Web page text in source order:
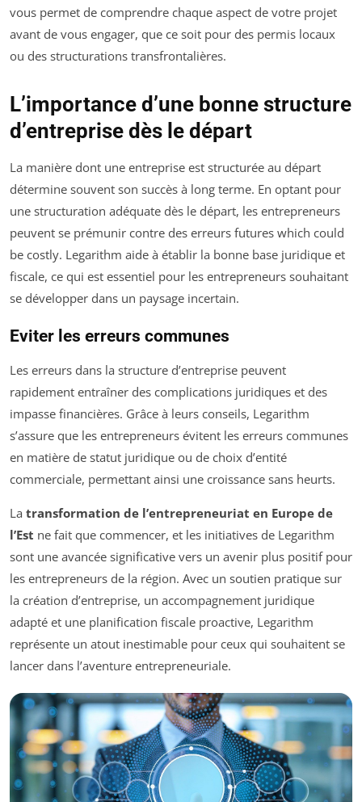
vous permet de comprendre chaque aspect de votre projet
avant de vous engager, que ce soit pour des permis locaux
ou des structurations transfrontalières.
L’importance d’une bonne structure
d’entreprise dès le départ
La manière dont une entreprise est structurée au départ
détermine souvent son succès à long terme. En optant pour
une structuration adéquate dès le départ, les entrepreneurs
peuvent se prémunir contre des erreurs futures which could
be costly. Legarithm aide à établir la bonne base juridique et
fiscale, ce qui est essentiel pour les entrepreneurs souhaitant
se développer dans un paysage incertain.
Eviter les erreurs communes
Les erreurs dans la structure d’entreprise peuvent
rapidement entraîner des complications juridiques et des
impasse financières. Grâce à leurs conseils, Legarithm
s’assure que les entrepreneurs évitent les erreurs communes
en matière de statut juridique ou de choix d’entité
commerciale, permettant ainsi une croissance sans heurts.
La transformation de l’entrepreneuriat en Europe de
l’Est ne fait que commencer, et les initiatives de Legarithm
sont une avancée significative vers un avenir plus positif pour
les entrepreneurs de la région. Avec un soutien pratique sur
la création d’entreprise, un accompagnement juridique
adapté et une planification fiscale proactive, Legarithm
représente un atout inestimable pour ceux qui souhaitent se
lancer dans l’aventure entrepreneuriale.